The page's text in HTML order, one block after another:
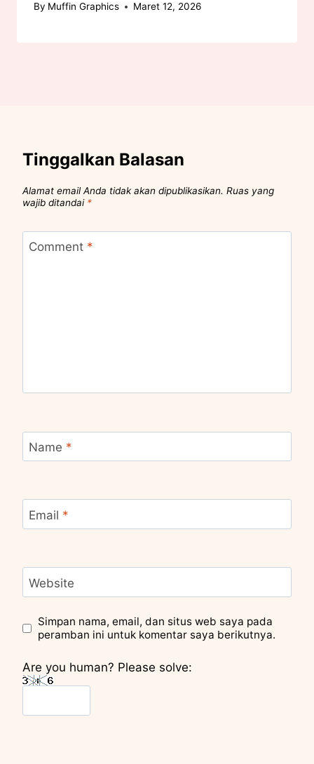
By Muffin Graphics Maret 12, 2026
Tinggalkan Balasan
Alamat email Anda tidak akan dipublikasikan. Ruas yang
wajib ditandai *
Comment *
Name *
Email *
Website
Simpan nama, email, dan situs web saya pada
peramban ini untuk komentar saya berikutnya.
Are you human? Please solve: